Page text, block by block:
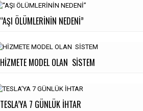
“AŞI ÖLÜMLERİNİN NEDENİ”
HİZMETE MODEL OLAN SİSTEM
TESLA’YA 7 GÜNLÜK İHTAR